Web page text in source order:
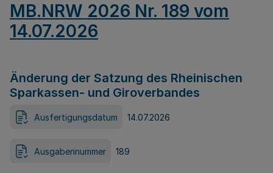
MB.NRW 2026 Nr. 189 vom
14.07.2026
Änderung der Satzung des Rheinischen
Sparkassen- und Giroverbandes
Ausfertigungsdatum 14.07.2026
Ausgabennummer 189